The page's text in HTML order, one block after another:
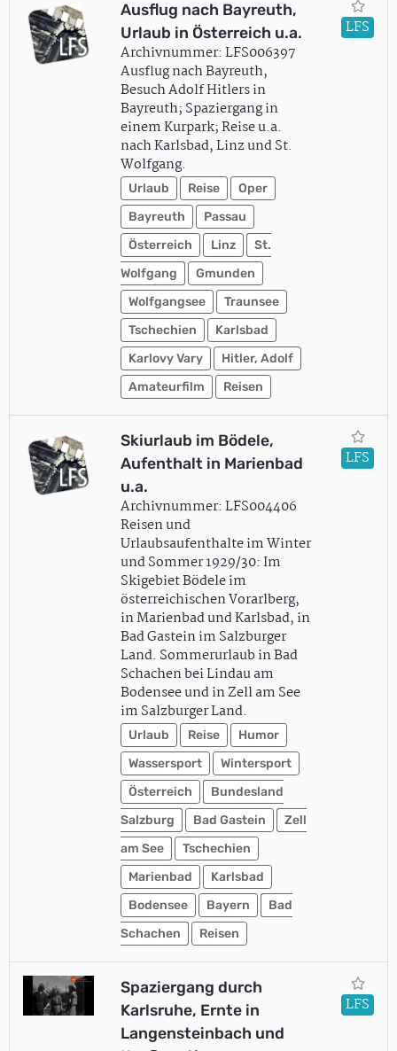
Ausflug nach Bayreuth,
Urlaub in Österreich u.a.
Archivnummer: LFS006397
Ausflug nach Bayreuth,
Besuch Adolf Hitlers in
Bayreuth; Spaziergang in
einem Kurpark; Reise u.a.
nach Karlsbad, Linz und St.
Wolfgang.
Urlaub Reise
Oper
Bayreuth
Passau
Österreich
Linz
St.
Wolfgang
Gmunden
Wolfgangsee
Traunsee
Tschechien
Karlsbad
Karlovy Vary
Hitler, Adolf
Amateurfilm
Reisen
LFS
Skiurlaub im Bödele,
Aufenthalt in Marienbad
u.a.
Archivnummer: LFS004406
Reisen und
Urlaubsaufenthalte im Winter
und Sommer 1929/30: Im
Skigebiet Bödele im
österreichischen Vorarlberg,
in Marienbad und Karlsbad, in
Bad Gastein im Salzburger
Land. Sommerurlaub in Bad
Schachen bei Lindau am
Bodensee und in Zell am See
im Salzburger Land.
Urlaub Reise
Humor
Wassersport
Wintersport
Österreich
Bundesland
Salzburg
Bad Gastein
Zell
am See
Tschechien
Marienbad
Karlsbad
Bodensee
Bayern
Bad
Schachen
Reisen
LFS
Spaziergang durch
Karlsruhe, Ernte in
Langensteinbach und
LFS